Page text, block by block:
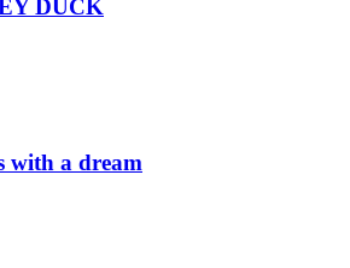
DUCK
with a dream